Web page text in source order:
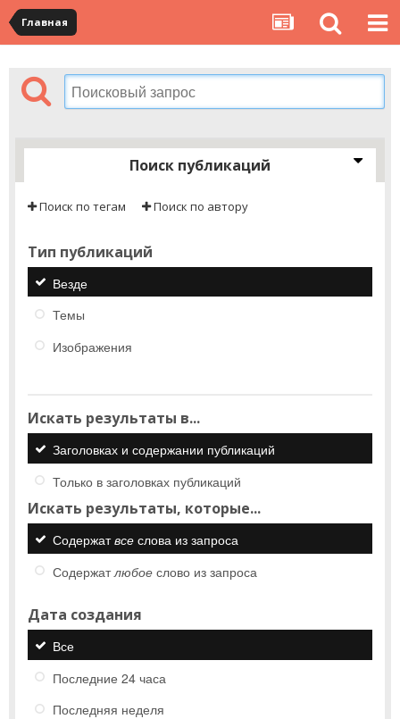
Главная
Поиск публикаций
Поиск по тегам Поиск по автору
Тип публикаций
Везде
Темы
Изображения
Искать результаты в...
Заголовках и содержании публикаций
Только в заголовках публикаций
Искать результаты, которые...
Содержатвсе слова из запроса
Содержатлюбое слово из запроса
Дата создания
Все
Последние 24 часа
Последняя неделя